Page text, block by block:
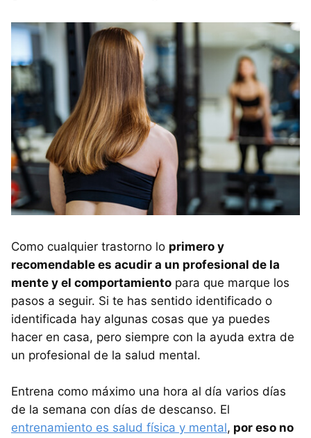
Como cualquier trastorno lo primero y
recomendable es acudir a un profesional de la
mente y el comportamiento para que marque los
pasos a seguir. Si te has sentido identificado o
identificada hay algunas cosas que ya puedes
hacer en casa, pero siempre con la ayuda extra de
un profesional de la salud mental.
Entrena como máximo una hora al día varios días
de la semana con días de descanso. El
entrenamiento es salud física y mental, por eso no